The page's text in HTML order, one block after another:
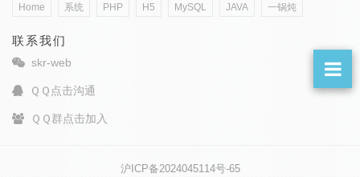
Home 系统 PHP H5 MySQL JAVA 一锅炖
联系我们
skr-web
ＱＱ点击沟通
ＱＱ群点击加入
沪ICP备2024045114号-65